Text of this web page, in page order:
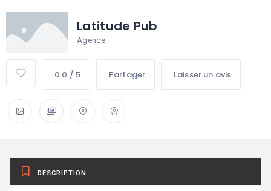
Latitude Pub
Agence
0.0 / 5 Partager Laisser un avis
DESCRIPTION